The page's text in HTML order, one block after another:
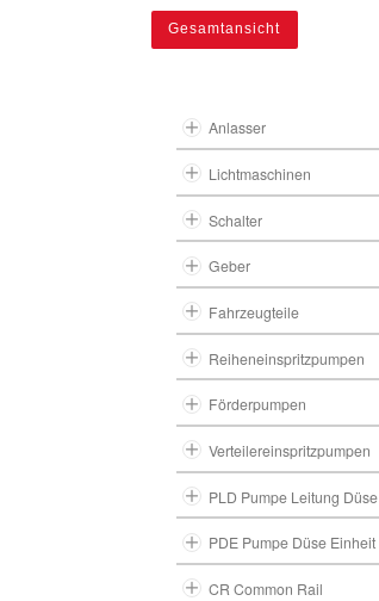
Gesamtansicht
Anlasser
Lichtmaschinen
Schalter
Geber
Fahrzeugteile
Reiheneinspritzpumpen
Förderpumpen
Verteilereinspritzpumpen
PLD Pumpe Leitung Düse
PDE Pumpe Düse Einheit
CR Common Rail